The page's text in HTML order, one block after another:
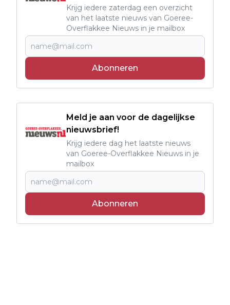
Krijg iedere zaterdag een overzicht
van het laatste nieuws van Goeree-
Overflakkee Nieuws in je mailbox
Abonneren
Meld je aan voor de dagelijkse
nieuwsbrief!
Krijg iedere dag het laatste nieuws
van Goeree-Overflakkee Nieuws in je
mailbox
Abonneren